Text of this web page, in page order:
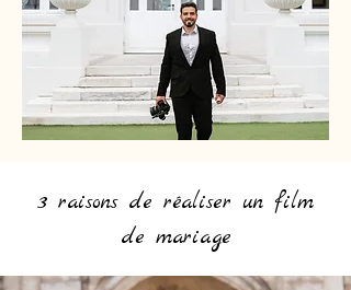
3 raisons de réaliser un film
de mariage